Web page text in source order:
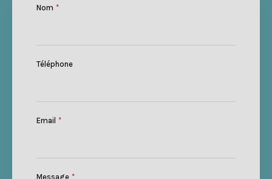
Nom *
Téléphone
Email *
Message *